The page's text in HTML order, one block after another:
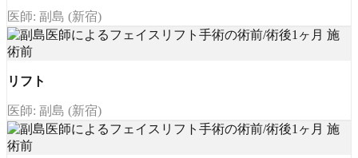
医師: 副島 (新宿)
リフト
医師: 副島 (新宿)